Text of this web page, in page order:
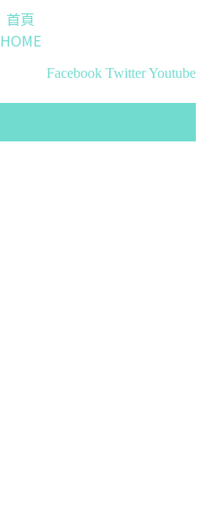
首頁
HOME
Facebook TwitterYoutube